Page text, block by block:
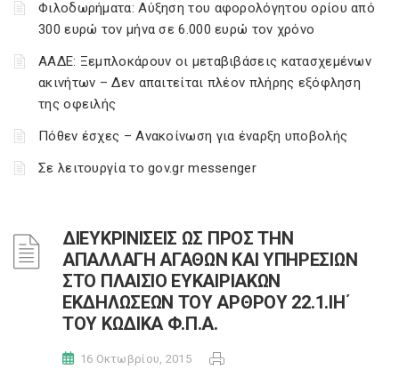
Φιλοδωρήματα: Αύξηση του αφορολόγητου ορίου από
300 ευρώ τον μήνα σε 6.000 ευρώ τον χρόνο
ΑΑΔΕ: Ξεμπλοκάρουν οι μεταβιβάσεις κατασχεμένων
ακινήτων – Δεν απαιτείται πλέον πλήρης εξόφληση
της οφειλής
Πόθεν έσχες – Ανακοίνωση για έναρξη υποβολής
Σε λειτουργία το gov.gr messenger
ΔΙΕΥΚΡΙΝΙΣΕΙΣ ΩΣ ΠΡΟΣ ΤΗΝ
ΑΠΑΛΛΑΓΗ ΑΓΑΘΩΝ ΚΑΙ ΥΠΗΡΕΣΙΩΝ
ΣΤΟ ΠΛΑΙΣΙΟ ΕΥΚΑΙΡΙΑΚΩΝ
ΕΚΔΗΛΩΣΕΩΝ ΤΟΥ ΑΡΘΡΟΥ 22.1.ΙΗ΄
ΤΟΥ ΚΩΔΙΚΑ Φ.Π.Α.
16 Οκτωβρίου, 2015